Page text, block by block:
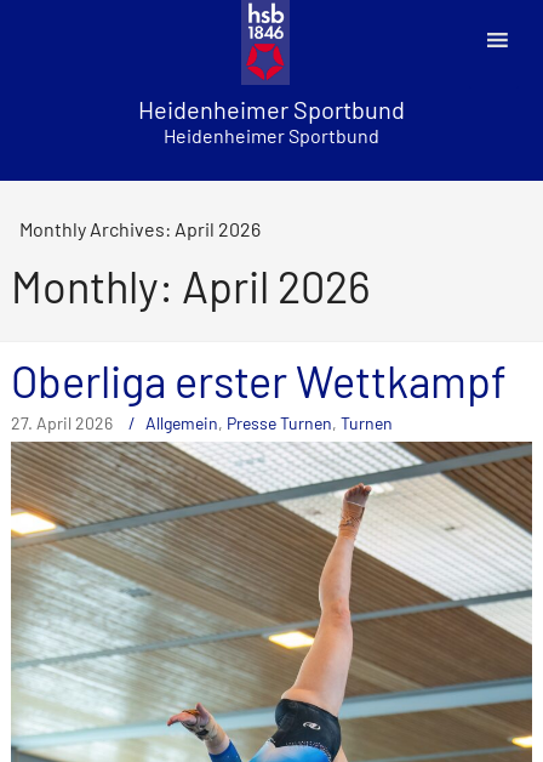
Heidenheimer Sportbund
Heidenheimer Sportbund
Monthly Archives: April 2026
Monthly: April 2026
Oberliga erster Wettkampf
27. April 2026 Allgemein, Presse Turnen, Turnen